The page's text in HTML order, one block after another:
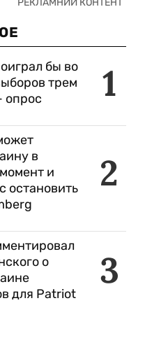
1
бы во
трем
опрос
2
в
и
остановить
3
о
для Patriot